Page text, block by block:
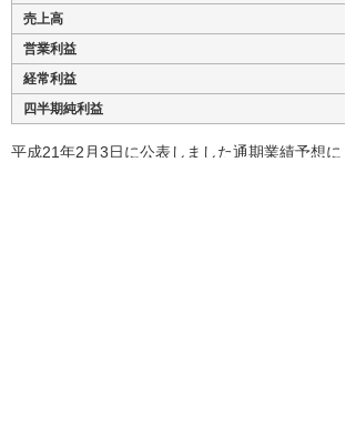
売上高
営業利益
経常利益
四半期純利益
平成21年2月3日に公表しました通期業績予想に